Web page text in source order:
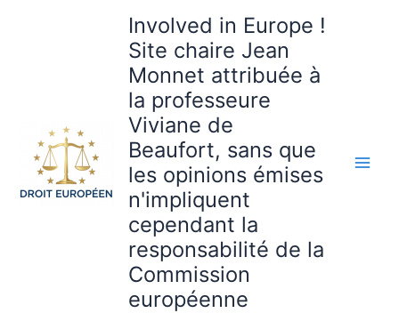
Involved in Europe !
Site chaire Jean
Monnet attribuée à
la professeure
Viviane de
Beaufort, sans que
les opinions émises
n'impliquent
cependant la
responsabilité de la
Commission
européenne